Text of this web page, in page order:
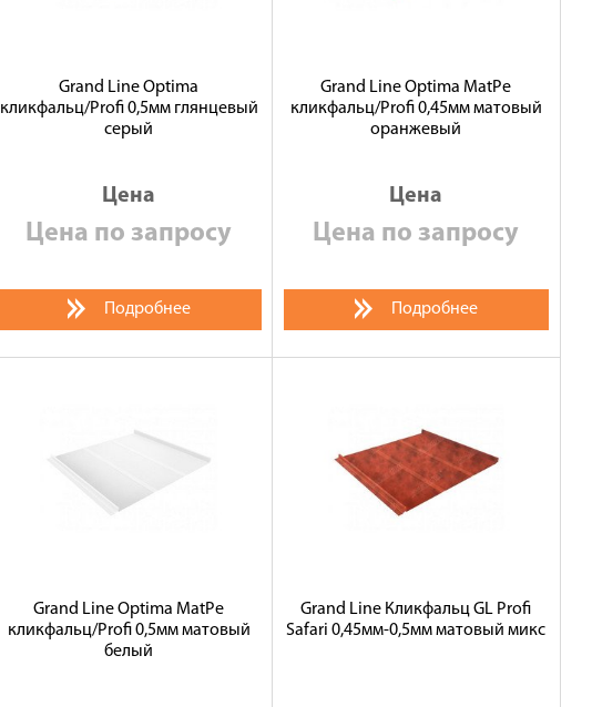
Grand Line Optima
кликфальц/Profi 0,5мм глянцевый
серый
Цена
Цена по запросу
Подробнее
Grand Line Optima MatPe
кликфальц/Profi 0,45мм матовый
оранжевый
Цена
Цена по запросу
Подробнее
Grand Line Optima MatPe
кликфальц/Profi 0,5мм матовый
белый
Grand Line Кликфальц GL Profi
Safari 0,45мм-0,5мм матовый микс